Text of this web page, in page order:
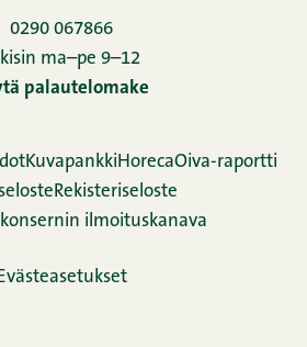
0290 067866
ma–pe 9–12
palautelomake
Kuvapankki HorecaOiva-raportti
Rekisteriseloste
ilmoituskanava
Evästeasetukset